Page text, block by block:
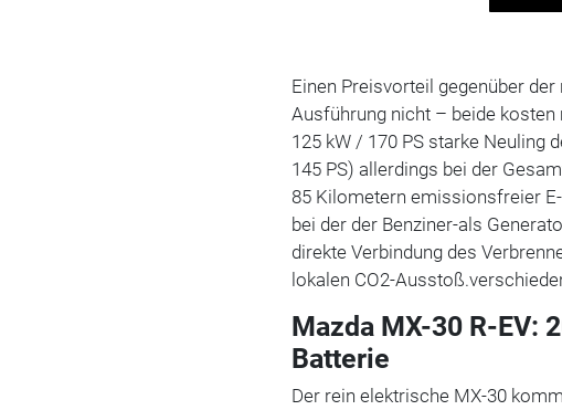
Einen Preisvorteil gegenüber
Ausführung nicht – beide
125 kW / 170 PS starke Neuling
145 PS) allerdings bei der
85 Kilometern emissionsfreier
bei der der Benziner-als
direkte Verbindung des
lokalen CO2-
Mazda MX-30 R-EV:
Batterie
Der rein elektrische MX-30